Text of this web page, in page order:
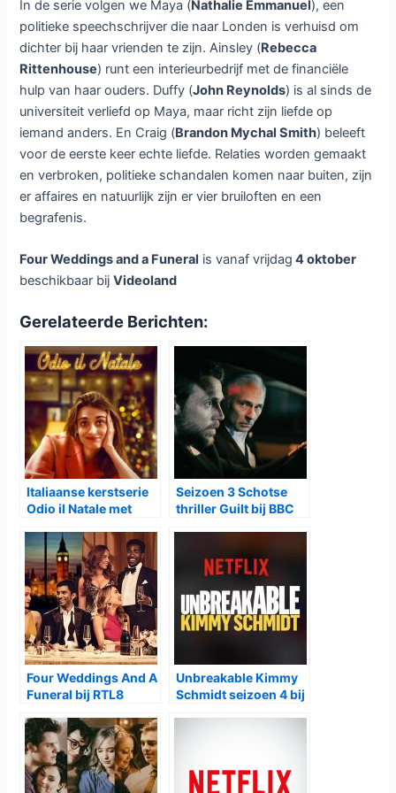
In de serie volgen we Maya (Nathalie Emmanuel), een
politieke speechschrijver die naar Londen is verhuisd om
dichter bij haar vrienden te zijn. Ainsley (Rebecca
Rittenhouse) runt een interieurbedrijf met de financiële
hulp van haar ouders. Duffy (John Reynolds) is al sinds de
universiteit verliefd op Maya, maar richt zijn liefde op
iemand anders. En Craig (Brandon Mychal Smith) beleeft
voor de eerste keer echte liefde. Relaties worden gemaakt
en verbroken, politieke schandalen komen naar buiten, zijn
er affaires en natuurlijk zijn er vier bruiloften en een
begrafenis.
Four Weddings and a Funeral is vanaf vrijdag 4 oktober
beschikbaar bijVideoland
Gerelateerde Berichten:
Italiaanse kerstserie
Odio il Natale met
Netflix
Seizoen 3 Schotse
thriller Guilt bij BBC
Four Weddings And A
Funeral bij RTL8
Unbreakable Kimmy
Schmidt seizoen 4 bij